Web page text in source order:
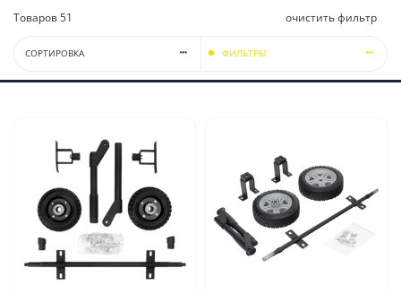
Товаров51 очистить фильтр
СОРТИРОВКА ФИЛЬТРЫ